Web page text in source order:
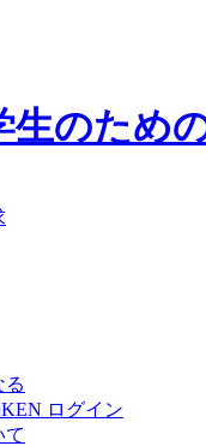
生のため
る
ログイン
て